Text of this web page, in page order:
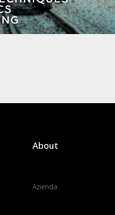
About
Azienda